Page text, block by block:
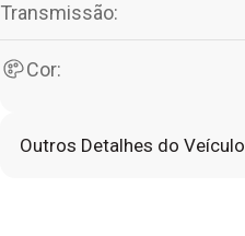
Transmissão:
Cor:
Outros Detalhes do Veículo